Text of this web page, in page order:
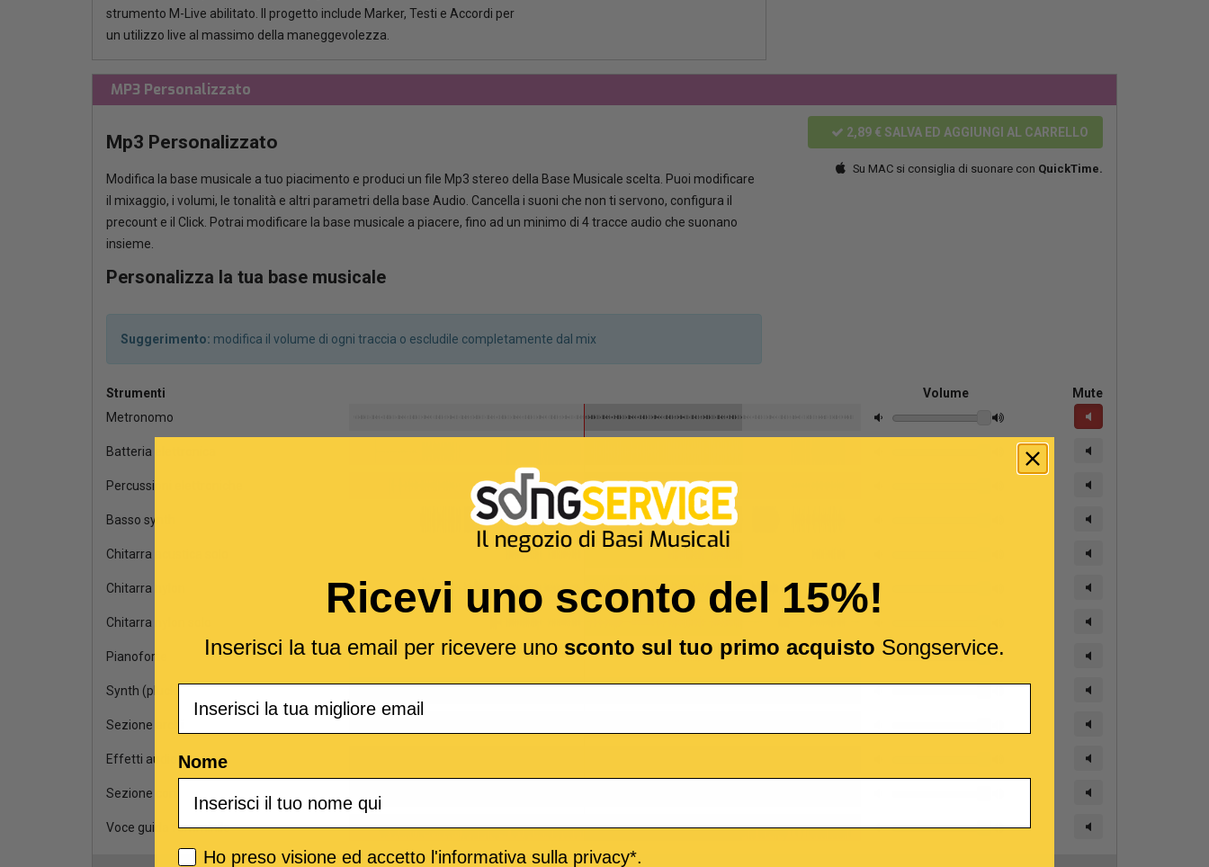
strumento M-Live abilitato. Il progetto include Marker, Testi e Accordi per
un utilizzo live al massimo della maneggevolezza.
MP3 Personalizzato
Mp3 Personalizzato
Modifica la base musicale a tuo piacimento e produci un file Mp3 stereo della Base Musicale scelta. Puoi modificare
il mixaggio, i volumi, le tonalità e altri parametri della base Audio. Cancella i suoni che non ti servono, configura il
precount e il Click. Potrai modificare la base musicale a piacere, fino ad un minimo di 4 tracce audio che suonano
insieme.
2,89 €SALVA ED AGGIUNGI AL CARRELLO
Su MAC si consiglia di suonare con QuickTime.
Personalizza la tua base musicale
Suggerimento: modifica il volume di ogni traccia o escludile completamente dal mix
Strumenti Volume
Mute
Metronomo
Batteria elettronica
Percussioni elettroniche
Basso synth
Chitarra acustica solo
Chitarra nylon
Chitarra nylon solo
Pianoforte
Synth (pluck)
Sezione archi
Effetti audio
Sezione cori
Voce guida femminile
Ricevi uno sconto del 15%!
Inserisci la tua email per ricevere uno sconto sul tuo primo acquisto Songservice.
Nome
Privacy policy
Ho preso visione ed accetto l'informativa sulla privacy*.